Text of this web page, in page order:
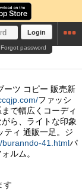
Login
Forgot password
ーツ コピー 販売新
ファッシ
で幅広くコーディ
ら、ライトな印象
ティ 通販一足。ジ
buranndo-41.htmlパ
ルム。
す